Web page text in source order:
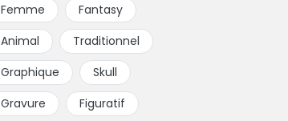
Femme
Fantasy
Animal
Traditionnel
Graphique
Skull
Gravure
Figuratif